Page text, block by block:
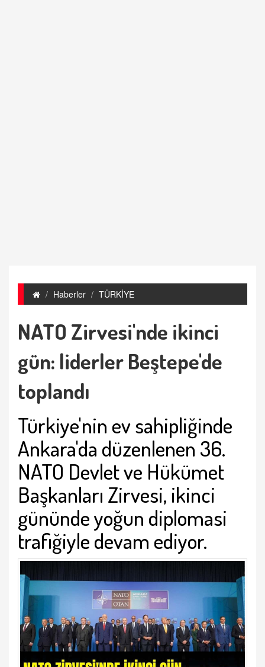
Haberler TÜRKİYE
NATO Zirvesi'nde ikinci
gün: liderler Beştepe'de
toplandı
Türkiye'nin ev sahipliğinde
Ankara'da düzenlenen 36.
NATO Devlet ve Hükümet
Başkanları Zirvesi, ikinci
gününde yoğun diplomasi
trafiğiyle devam ediyor.